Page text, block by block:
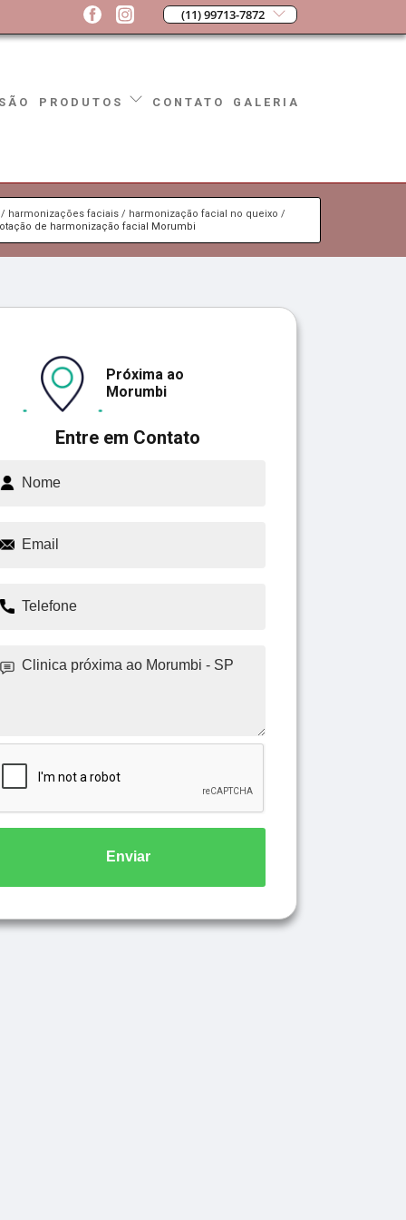
(11) 99713-7872
PRODUTOS CONTATO GALERIA
harmonizações faciais
harmonização facial no queixo
de harmonização facial Morumbi
Entre em Contato
Próxima ao
Morumbi
Enviar